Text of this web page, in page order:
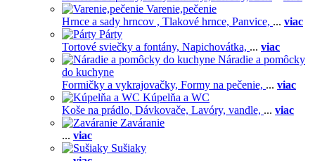
Varenie,pečenie
Hrnce a sady hrncov , Tlakové hrnce, Panvice, ... viac
Párty
Tortové sviečky a fontány, Napichovátka, ... viac
Náradie a pomôcky
do kuchyne
Formičky a vykrajovačky, Formy na pečenie, ... viac
Kúpelňa a WC
Koše na prádlo, Dávkovače, Lavóry, vandle, ... viac
Zaváranie
... viac
Sušiaky